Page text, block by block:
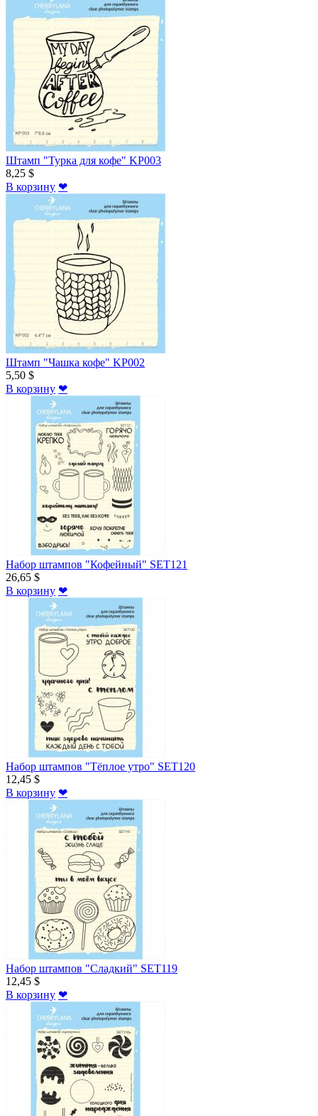
Штамп "Турка для кофе" KP003
8,25 $
В корзину ❤
Штамп "Чашка кофе" KP002
5,50 $
В корзину ❤
Набор штампов "Кофейный" SET121
26,65 $
В корзину ❤
Набор штампов "Тёплое утро" SET120
12,45 $
В корзину ❤
Набор штампов "Сладкий" SET119
12,45 $
В корзину ❤